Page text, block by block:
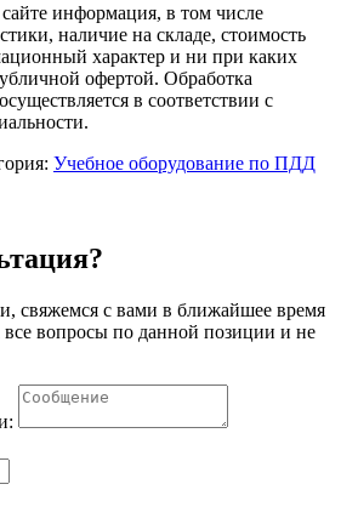
информация, в том числе
наличие на складе, стоимость
характер и ни при каких
офертой. Обработка
в соответствии с
Учебное оборудование по ПДД
свяжемся с вами в ближайшее время
вопросы по данной позиции и не